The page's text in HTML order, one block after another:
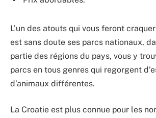
L’un des atouts qui vous feront
est sans doute ses parcs nationaux,
partie des régions du pays, vous y
parcs en tous genres qui regorgent
d’animaux différentes.
La Croatie est plus connue pour les